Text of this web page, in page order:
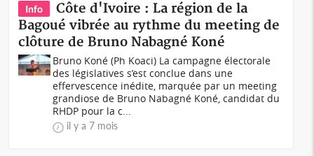
Info
Côte d'Ivoire : La région de la
Bagoué vibrée au rythme du meeting de
clôture de Bruno Nabagné Koné
Bruno Koné (Ph Koaci) La campagne électorale
des législatives s’est conclue dans une
effervescence inédite, marquée par un meeting
grandiose de Bruno Nabagné Koné, candidat du
RHDP pour la c...
il y a 7 mois